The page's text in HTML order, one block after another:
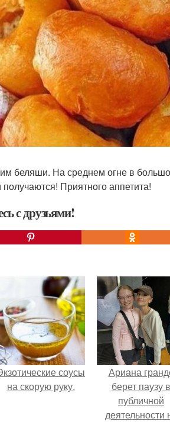
беляши. На среднем огне в
Приятного аппетита!
с друзьями!
соусы
на скорую руку.
Ариана
берет паузу в
публичной
деятельности